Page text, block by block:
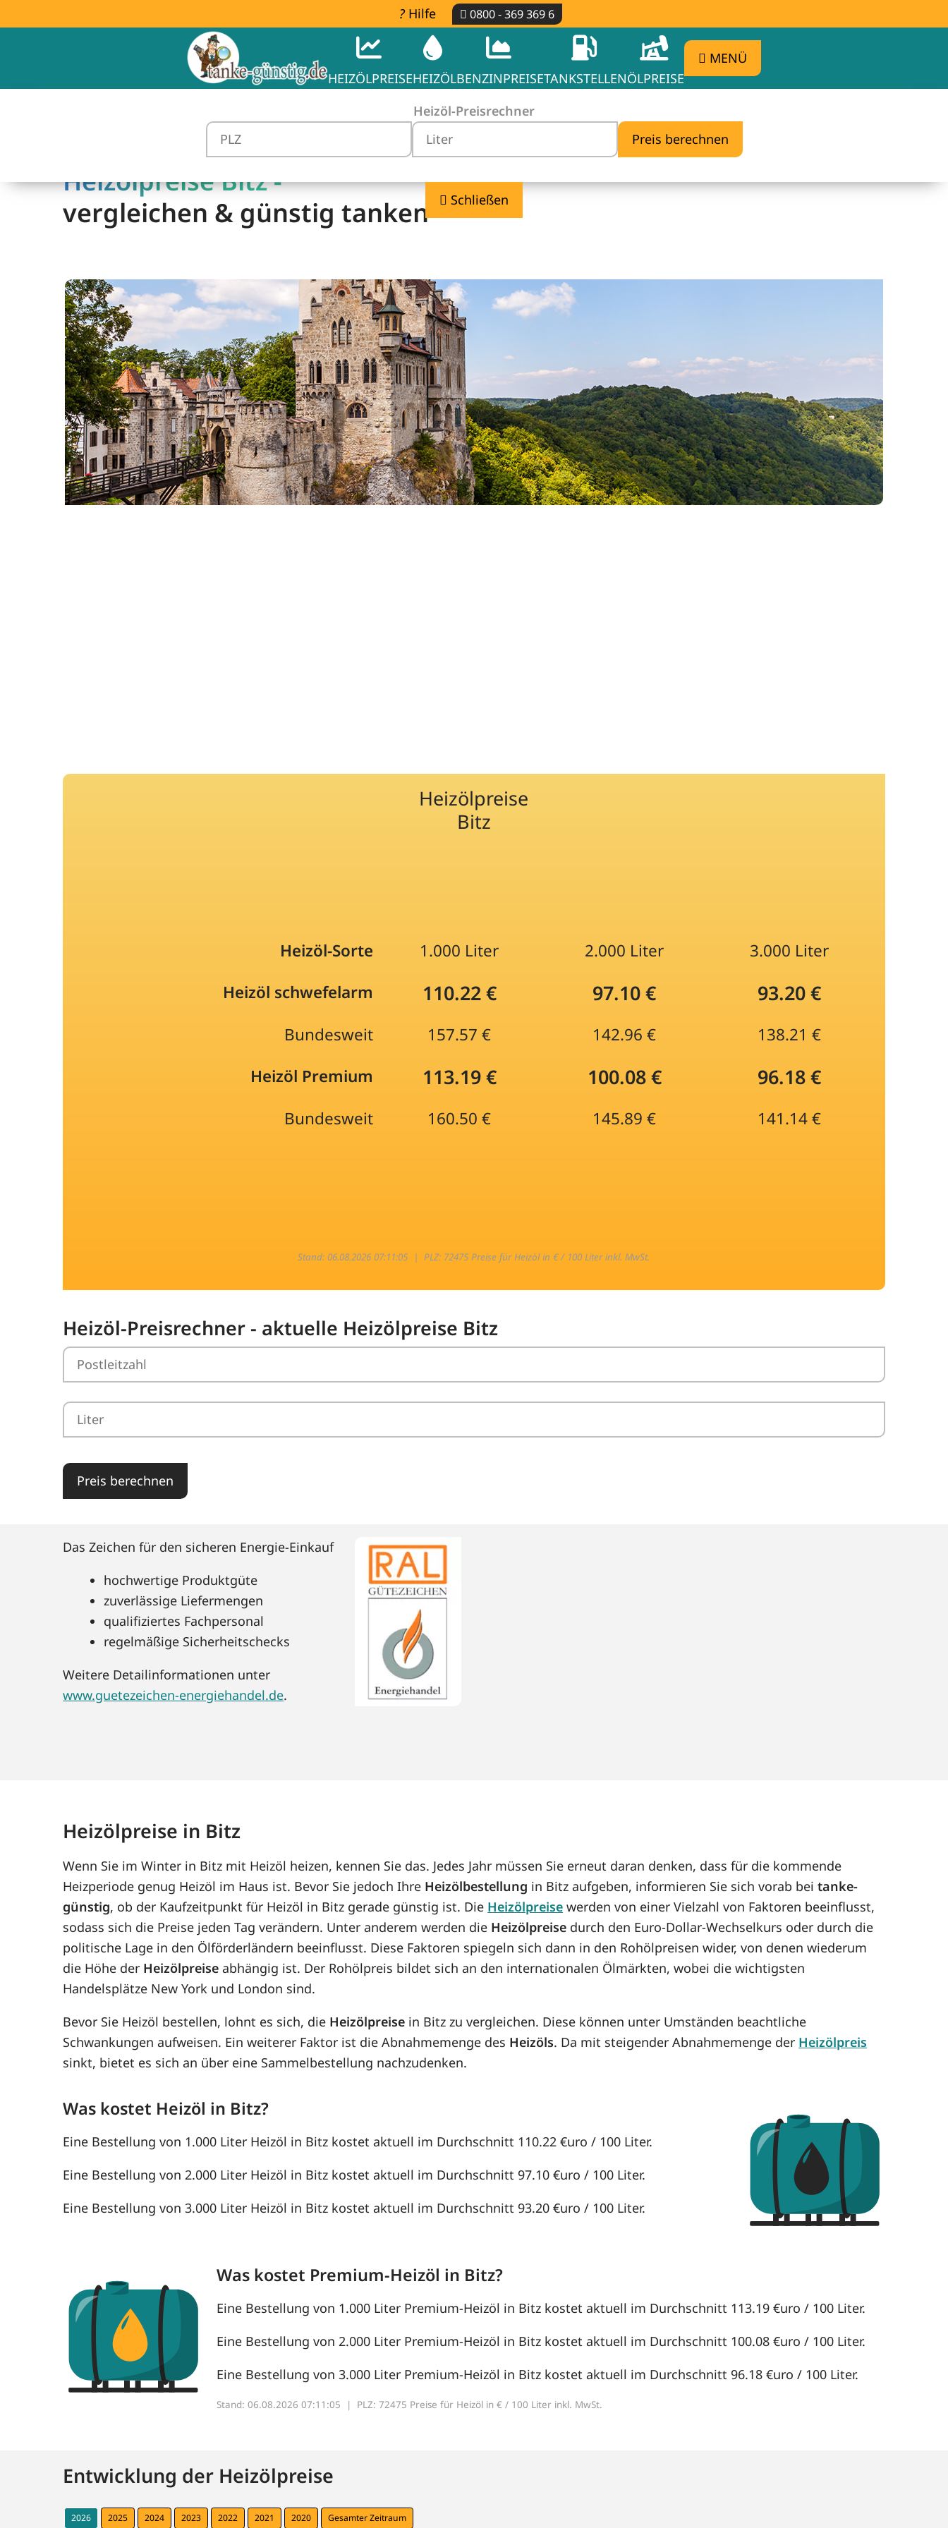
Hilfe 0800 - 369 369 6
HEIZÖLPREISEHEIZÖLBENZINPREISETANKSTELLENÖLPREISE
MENÜ
Heizöl-Preisrechner
Schließen
Heizölpreise Bitz -
vergleichen & günstig tanken
Heizölpreise
Bitz
Heizöl-Sorte 1.000 Liter 2.000 Liter
3.000 Liter
Heizöl schwefelarm
110.22 € 97.10 € 93.20 €
Bundesweit 157.57 € 142.96 €
138.21 €
Heizöl Premium
113.19 € 100.08 € 96.18 €
Bundesweit 160.50 € 145.89 € 141.14 €
Stand: 06.08.2026 07:11:05 |PLZ: 72475 Preise für Heizöl in € / 100 Liter inkl. MwSt.
Heizöl-Preisrechner - aktuelle Heizölpreise Bitz
Preis berechnen
Das Zeichen für den sicheren Energie-Einkauf
hochwertige Produktgüte
zuverlässige Liefermengen
qualifiziertes Fachpersonal
regelmäßige Sicherheitschecks
Weitere Detailinformationen unter
www.guetezeichen-energiehandel.de.
Heizölpreise in Bitz
Wenn Sie im Winter in Bitz mit Heizöl heizen, kennen Sie das. Jedes Jahr müssen Sie erneut daran denken, dass für die kommende
Heizperiode genug Heizöl im Haus ist. Bevor Sie jedoch Ihre Heizölbestellung in Bitz aufgeben, informieren Sie sich vorab beitanke-
günstig, ob der Kaufzeitpunkt für Heizöl in Bitz gerade günstig ist. Die Heizölpreise werden von einer Vielzahl von Faktoren beeinflusst,
sodass sich die Preise jeden Tag verändern. Unter anderem werden die Heizölpreise durch den Euro-Dollar-Wechselkurs oder durch die
politische Lage in den Ölförderländern beeinflusst. Diese Faktoren spiegeln sich dann in den Rohölpreisen wider, von denen wiederum
die Höhe der Heizölpreise abhängig ist. Der Rohölpreis bildet sich an den internationalen Ölmärkten, wobei die wichtigsten
Handelsplätze New York und London sind.
Bevor Sie Heizöl bestellen, lohnt es sich, die Heizölpreise in Bitz zu vergleichen. Diese können unter Umständen beachtliche
Schwankungen aufweisen. Ein weiterer Faktor ist die Abnahmemenge des Heizöls. Da mit steigender Abnahmemenge der Heizölpreis
sinkt, bietet es sich an über eine Sammelbestellung nachzudenken.
Was kostet Heizöl in Bitz?
Eine Bestellung von 1.000 Liter Heizöl in Bitz kostet aktuell im Durchschnitt 110.22 €uro / 100 Liter.
Eine Bestellung von 2.000 Liter Heizöl in Bitz kostet aktuell im Durchschnitt 97.10 €uro / 100 Liter.
Eine Bestellung von 3.000 Liter Heizöl in Bitz kostet aktuell im Durchschnitt 93.20 €uro / 100 Liter.
Was kostet Premium-Heizöl in Bitz?
Eine Bestellung von 1.000 Liter Premium-Heizöl in Bitz kostet aktuell im Durchschnitt 113.19 €uro / 100 Liter.
Eine Bestellung von 2.000 Liter Premium-Heizöl in Bitz kostet aktuell im Durchschnitt 100.08 €uro / 100 Liter.
Eine Bestellung von 3.000 Liter Premium-Heizöl in Bitz kostet aktuell im Durchschnitt 96.18 €uro / 100 Liter.
Stand: 06.08.2026 07:11:05 | PLZ: 72475 Preise für Heizöl in € / 100 Liter inkl. MwSt.
Entwicklung der Heizölpreise
2026 2025 2024 2023 2022 2021 2020 Gesamter Zeitraum